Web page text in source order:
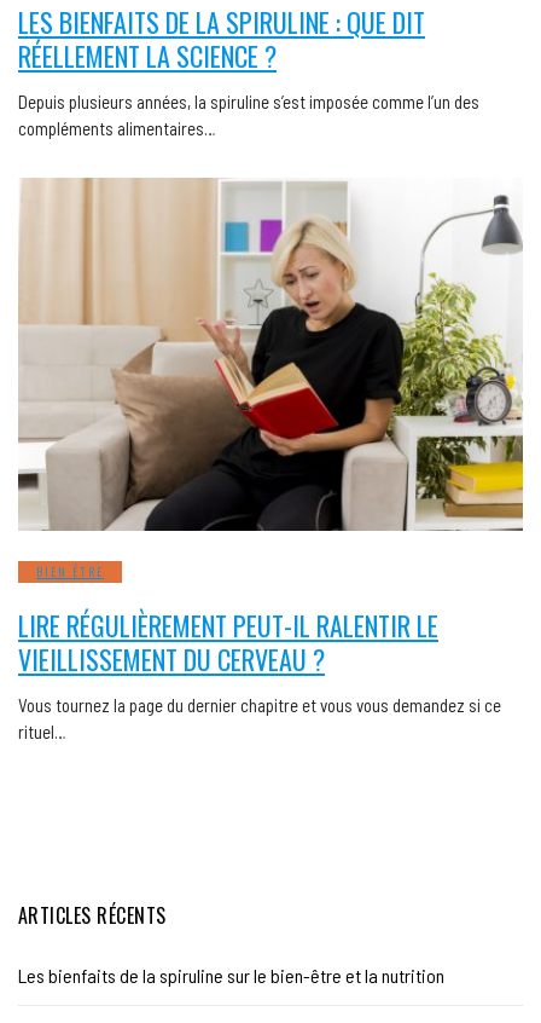
LES BIENFAITS DE LA SPIRULINE : QUE DIT
RÉELLEMENT LA SCIENCE ?
Depuis plusieurs années, la spiruline s’est imposée comme l’un des
compléments alimentaires…
BIEN ÊTRE
LIRE RÉGULIÈREMENT PEUT-IL RALENTIR LE
VIEILLISSEMENT DU CERVEAU ?
Vous tournez la page du dernier chapitre et vous vous demandez si ce
rituel…
ARTICLES RÉCENTS
Les bienfaits de la spiruline sur le bien-être et la nutrition